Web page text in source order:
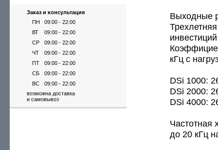
Заказ и консультация
ПН
09:00 - 22:00
ВТ
09:00 - 22:00
СР
09:00 - 22:00
ЧТ
09:00 - 22:00
ПТ
09:00 - 22:00
СБ
09:00 - 22:00
ВС
09:00 - 22:00
возможна доставка
и самовывоз
Выходные
кГц с
DSi 1000:
DSi 2000:
DSi 4000:
Частотная
до 20 кГц